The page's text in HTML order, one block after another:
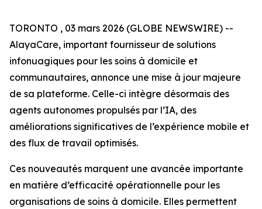
TORONTO , 03 mars 2026 (GLOBE NEWSWIRE) --
AlayaCare, important fournisseur de solutions
infonuagiques pour les soins à domicile et
communautaires, annonce une mise à jour majeure
de sa plateforme. Celle-ci intègre désormais des
agents autonomes propulsés par l’IA, des
améliorations significatives de l’expérience mobile et
des flux de travail optimisés.
Ces nouveautés marquent une avancée importante
en matière d’efficacité opérationnelle pour les
organisations de soins à domicile. Elles permettent